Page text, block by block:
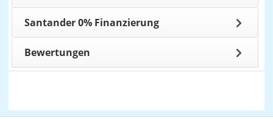
Santander 0% Finanzierung
Bewertungen